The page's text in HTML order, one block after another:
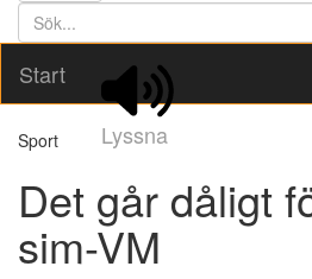
Söktext
Start
Lyssna
Sport
Det går dåligt
sim-VM